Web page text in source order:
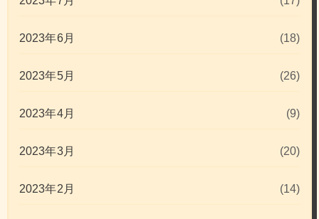
2023年6月 (18)
2023年5月 (26)
2023年4月 (9)
2023年3月 (20)
2023年2月 (14)